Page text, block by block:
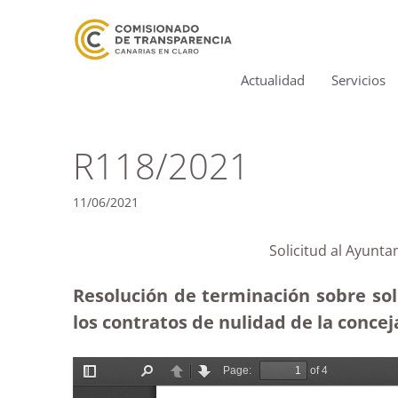
Actualidad Servicios
R118/2021
11/06/2021
Solicitud al
Resolución de terminación sobre
los contratos de nulidad de la